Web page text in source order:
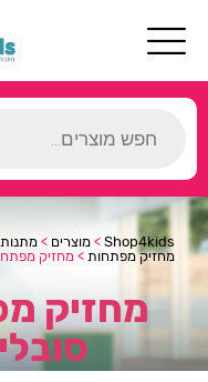
search
Shop4kids
> מוצרים > מתנות
מחזיק מפתחות > מחזיק
מחזיק